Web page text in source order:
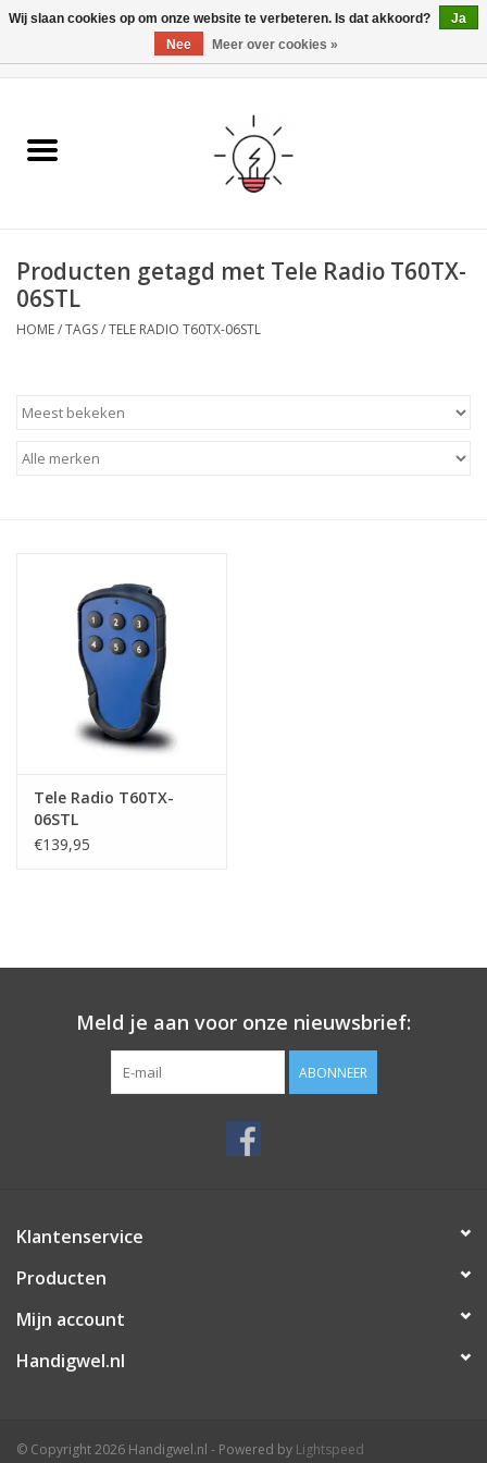
Ismartgate
Handzenders
Producten getagd met Tele Radio T60TX-
06STL
HOME/TAGS/TELE RADIO T60TX-06STL
Tele Radio T60TX-
06STL
€139,95
Meld je aan voor onze nieuwsbrief:
ABONNEER
Klantenservice
Producten
Mijn account
Handigwel.nl
© Copyright 2026 Handigwel.nl - Powered by Lightspeed
Wij slaan cookies op om onze website te verbeteren. Is dat akkoord?
Ja
Nee
Meer over cookies »